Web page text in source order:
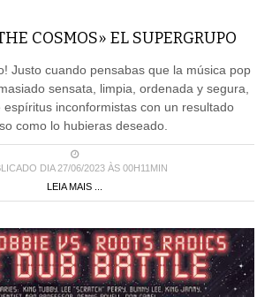
COSMOS» EL SUPERGRUPO
Justo cuando pensabas que la música pop
sensata, limpia, ordenada y segura,
espíritus inconformistas con un resultado
como lo hubieras deseado.
DIA 27/06/2023 ÀS 00H11MIN
LEIA MAIS ...